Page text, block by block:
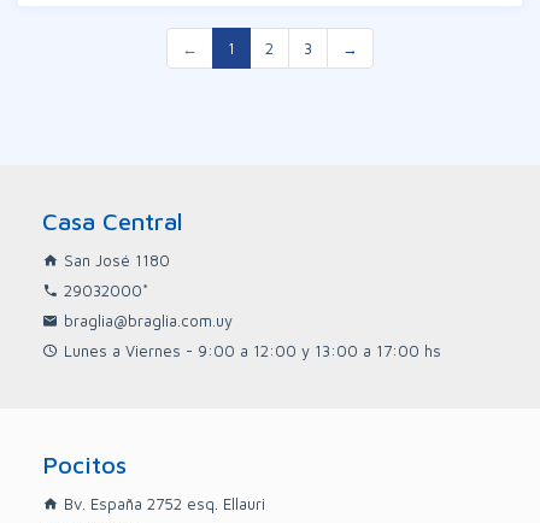
← 1 2 3 →
Casa Central
San José 1180
29032000*
braglia@braglia.com.uy
Lunes a Viernes - 9:00 a 12:00 y 13:00 a 17:00 hs
Pocitos
Bv. España 2752 esq. Ellauri